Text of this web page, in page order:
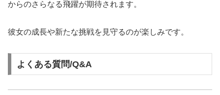
からのさらなる飛躍が期待されます。
彼女の成長や新たな挑戦を見守るのが楽しみです。
よくある質問/Q&A